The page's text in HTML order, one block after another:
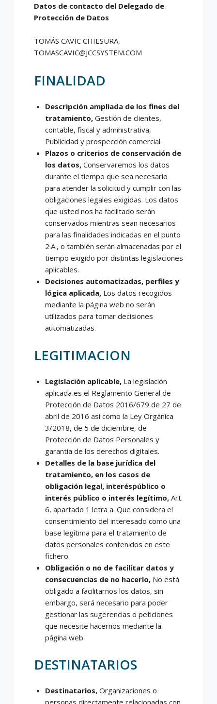
Datos de contacto del Delegado de
Protección de Datos
TOMÁS CAVIC CHIESURA,
TOMASCAVIC@JCCSYSTEM.COM
FINALIDAD
Descripción ampliada de los fines del
tratamiento, Gestión de clientes,
contable, fiscal y administrativa,
Publicidad y prospección comercial.
Plazos o criterios de conservación de
los datos, Conservaremos los datos
durante el tiempo que sea necesario
para atender la solicitud y cumplir con las
obligaciones legales exigidas. Los datos
que usted nos ha facilitado serán
conservados mientras sean necesarios
para las finalidades indicadas en el punto
2.A., o también serán almacenadas por el
tiempo exigido por distintas legislaciones
aplicables.
Decisiones automatizadas, perfiles y
lógica aplicada,Los datos recogidos
mediante la página web no serán
utilizados para tomar decisiones
automatizadas.
LEGITIMACION
Legislación aplicable,La legislación
aplicada es el Reglamento General de
Protección de Datos 2016/679 de 27 de
abril de 2016 así como la Ley Orgánica
3/2018, de 5 de diciembre, de
Protección de Datos Personales y
garantía de los derechos digitales.
Detalles de la base jurídica del
tratamiento, en los casos de
obligación legal, interéspúblico o
interés público o interés legítimo,Art.
6, apartado 1 letra a. Que considera el
consentimiento del interesado como una
base legítima para el tratamiento de
datos personales contenidos en este
fichero.
Obligación o no de facilitar datos y
consecuencias de no hacerlo,No está
obligado a facilitarnos los datos, sin
embargo, será necesario para poder
gestionar las sugerencias o peticiones
que necesite hacernos mediante la
página web.
DESTINATARIOS
Destinatarios,Organizaciones o
personas directamente relacionadas con